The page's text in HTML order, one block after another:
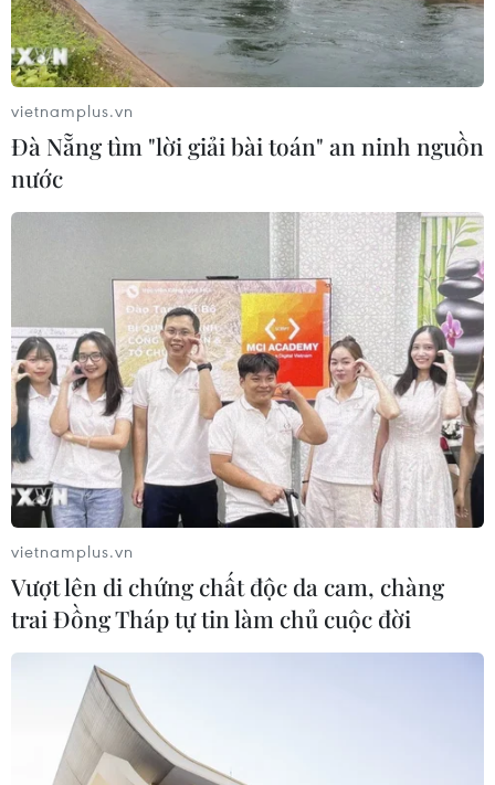
vietnamplus.vn
Đà Nẵng tìm "lời giải bài toán" an ninh nguồn
nước
vietnamplus.vn
Vượt lên di chứng chất độc da cam, chàng
trai Đồng Tháp tự tin làm chủ cuộc đời